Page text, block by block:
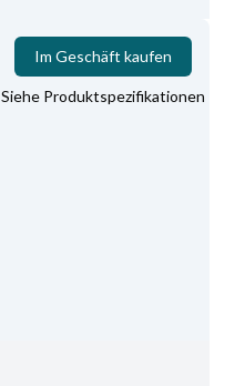
Im Geschäft kaufen
Siehe Produktspezifikationen